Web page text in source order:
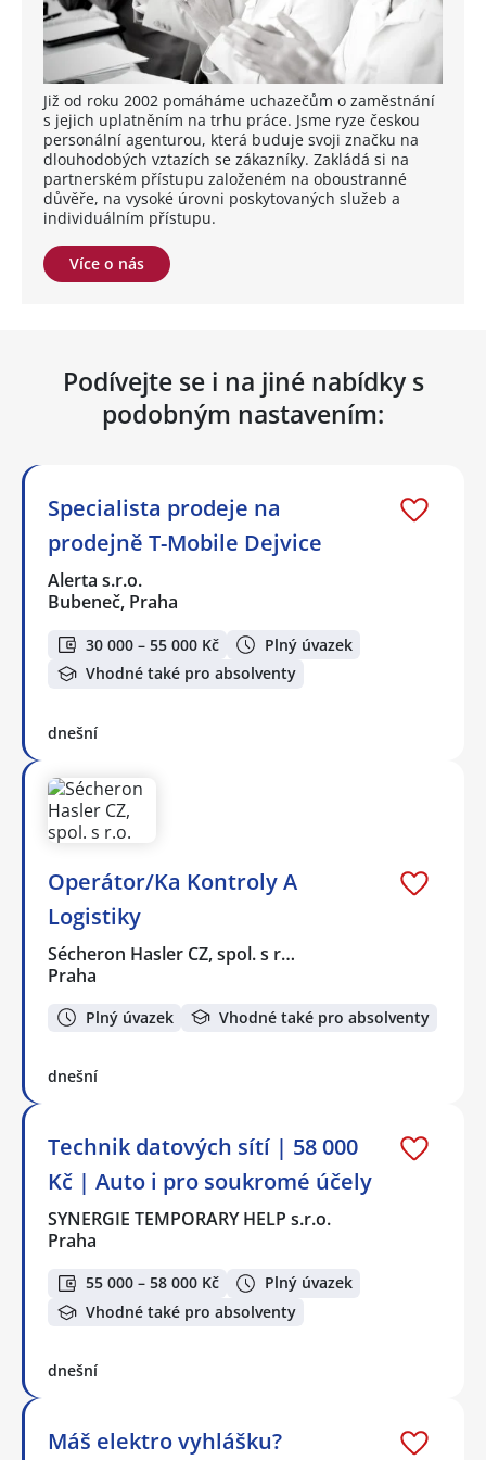
Již od roku 2002 pomáháme uchazečům o zaměstnání
s jejich uplatněním na trhu práce. Jsme ryze českou
personální agenturou, která buduje svoji značku na
dlouhodobých vztazích se zákazníky. Zakládá si na
partnerském přístupu založeném na oboustranné
důvěře, na vysoké úrovni poskytovaných služeb a
individuálním přístupu.
Více o nás
Podívejte se i na jiné nabídky s
podobným nastavením:
Specialista prodeje na
prodejně T-Mobile Dejvice
Alerta s.r.o.
Bubeneč, Praha
30 000 – 55 000 Kč
Plný úvazek
Vhodné také pro absolventy
dnešní
Operátor/Ka Kontroly A
Logistiky
Sécheron Hasler CZ, spol. s r…
Praha
Plný úvazek Vhodné také pro absolventy
dnešní
Technik datových sítí | 58 000
Kč | Auto i pro soukromé účely
SYNERGIE TEMPORARY HELP s.r.o.
Praha
55 000 – 58 000 Kč
Plný úvazek
Vhodné také pro absolventy
dnešní
Máš elektro vyhlášku?